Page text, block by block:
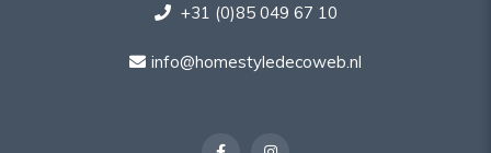
+31 (0)85 049 67 10
info@homestyledecoweb.nl